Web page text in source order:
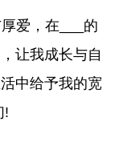
爱，在___的
让我成长与自
中给予我的宽
!